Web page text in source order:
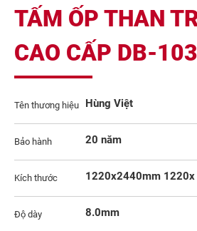
TẤM ỐP THAN
CAO CẤP DB-
Tên thương hiệu Hùng Việt
Bảo hành 20 năm
Kích thước 1220x2440mm 1220x
Độ dày 8.0mm